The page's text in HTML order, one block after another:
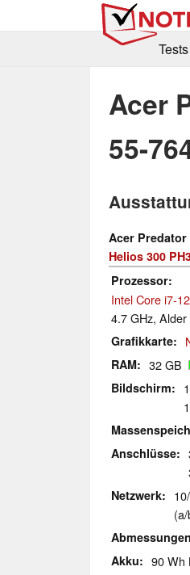
Tests
Acer
55-
Acer Predator
Helios 300
Prozessor
Intel Core i7-
4.7 GHz,
Grafikkarte
RAM 32 GB
Bildschirm
Anschlüsse
Netzwerk
Abmessungen
Akku 90 Wh